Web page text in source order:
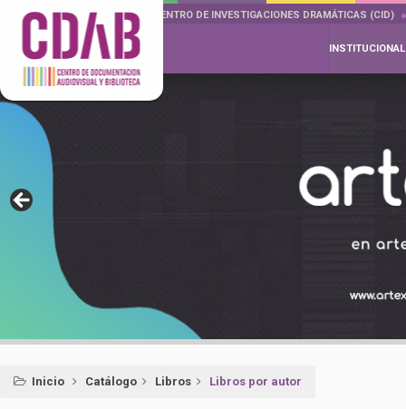
DOCUMENTA DRAMÁTICAS CENTRO DE INVESTIGACIONES DRAMÁTICAS (CID)
INSTITUCIONAL
Inicio Catálogo Libros Libros por autor